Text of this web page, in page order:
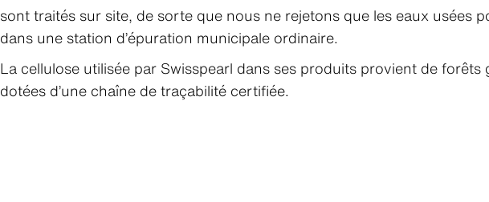
sont traités sur site, de sorte que nous ne rejetons que les eaux usées
dans une station d’épuration municipale ordinaire.
La cellulose utilisée par Swisspearl dans ses produits provient de forêts
dotées d’une chaîne de traçabilité certifiée.